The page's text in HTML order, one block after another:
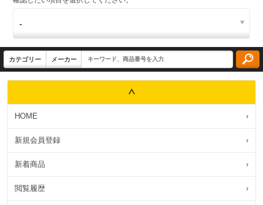
HOME ›
新規会員登録 ›
新着商品 ›
閲覧履歴 ›